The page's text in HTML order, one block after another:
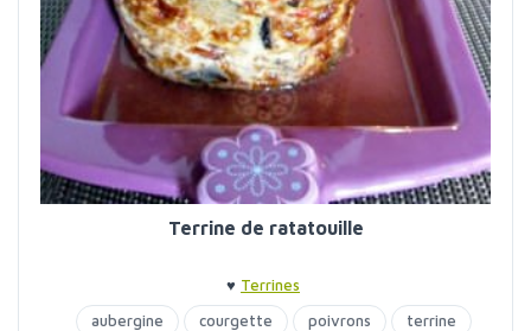
Terrine de ratatouille
♥ Terrines
aubergine
courgette poivrons terrine